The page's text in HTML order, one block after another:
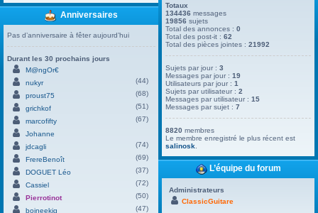
Anniversaires
Pas d’anniversaire à fêter aujourd’hui
Durant les 30 prochains jours
M@ngOr€
nukyr
(44)
proust75
(68)
grichkof
(51)
marcofifty
(67)
Johanne
jdcagli
(74)
FrereBenoît
(69)
DOGUET Léo
(37)
Cassiel
(72)
Pierrotinot
(50)
boineekig
(47)
Totaux
134436 messages
19856 sujets
Total des annonces :0
Total des post-it :62
Total des pièces jointes :21992
Sujets par jour :3
Messages par jour :19
Utilisateurs par jour :1
Sujets par utilisateur :2
Messages par utilisateur :15
Messages par sujet :7
8820 membres
Le membre enregistré le plus récent est
salinosk
L’équipe du forum
Administrateurs
ClassicGuitare